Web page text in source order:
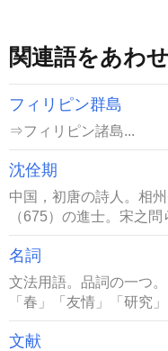
関連語をあわ
フィリピン群島
⇒フィリピン諸島...
沈佺期
中国，初唐の詩人。相
（675）の進士。宋之
名詞
文法用語。品詞の一つ
「春」「友情」「研究
文献